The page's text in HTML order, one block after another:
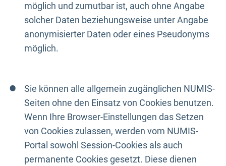
möglich und zumutbar ist, auch ohne Angabe
solcher Daten beziehungsweise unter Angabe
anonymisierter Daten oder eines Pseudonyms
möglich.
Sie können alle allgemein zugänglichen NUMIS-
Seiten ohne den Einsatz von Cookies benutzen.
Wenn Ihre Browser-Einstellungen das Setzen
von Cookies zulassen, werden vom NUMIS-
Portal sowohl Session-Cookies als auch
permanente Cookies gesetzt. Diese dienen